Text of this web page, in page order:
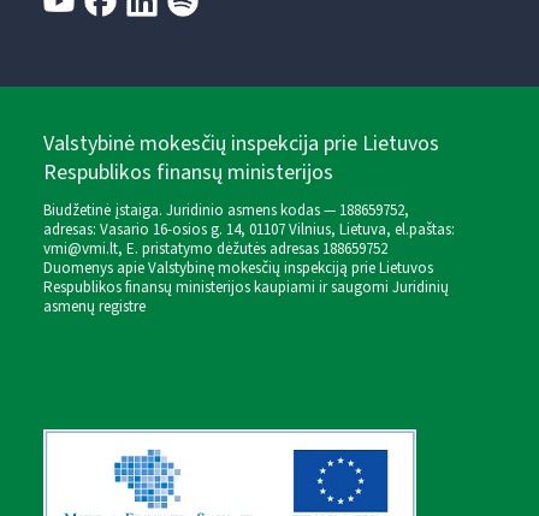
Valstybinė mokesčių inspekcija prie Lietuvos
Respublikos finansų ministerijos
Biudžetinė įstaiga. Juridinio asmens kodas — 188659752,
adresas: Vasario 16-osios g. 14, 01107 Vilnius, Lietuva, el.paštas:
vmi@vmi.lt, E. pristatymo dėžutės adresas 188659752
Duomenys apie Valstybinę mokesčių inspekciją prie Lietuvos
Respublikos finansų ministerijos kaupiami ir saugomi Juridinių
asmenų registre